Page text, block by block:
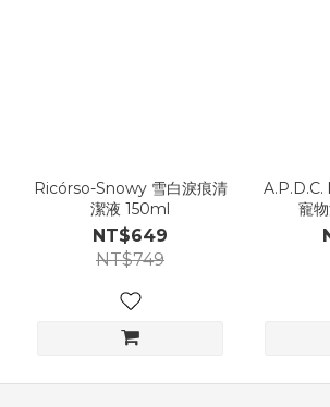
Ricórso-Snowy 雪白淚痕清
潔液 150ml
NT$649
NT$749
寵